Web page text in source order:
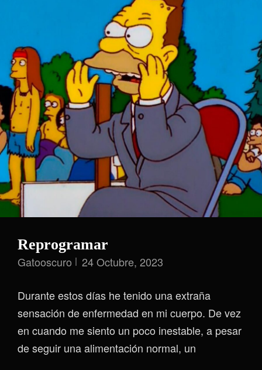
Reprogramar
Gatooscuro 24 Octubre, 2023
Durante estos días he tenido una extraña
sensación de enfermedad en mi cuerpo. De vez
en cuando me siento un poco inestable, a pesar
de seguir una alimentación normal, un